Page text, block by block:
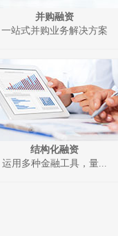
并购融资
一站式并购业务解决方案
结构化融资
运用多种金融工具，量...